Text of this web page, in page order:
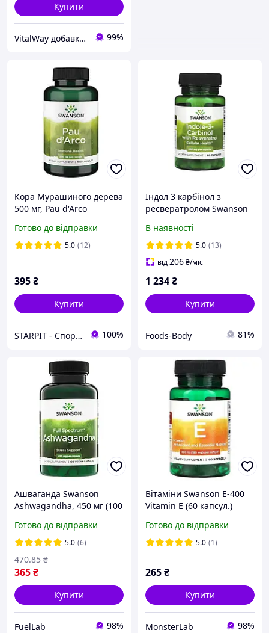
Купити
VitalWay добавки для здоров'я 99%
Кора Мурашиного дерева
500 мг, Pau d'Arco
Готово до відправки
5.0 (12)
395₴
Купити
STARPIT - Спортивне Харчування, Вітаміни, БАДи, Аксесуари 100%
Індол 3 карбінол з
ресвератролом Swanson
Resveratrol) 200 мг 60
капсул
В наявності
5.0 (13)
від206₴/міс
1 234₴
Купити
Foods-Body 81%
Ашваганда Swanson
Ashwagandha, 450 мг (100
Готово до відправки
5.0 (6)
365₴
470.85 ₴
Купити
FuelLab 98%
Вітаміни Swanson E-400
Vitamin E (60 капсул.)
Готово до відправки
5.0 (1)
265₴
Купити
MonsterLab 98%